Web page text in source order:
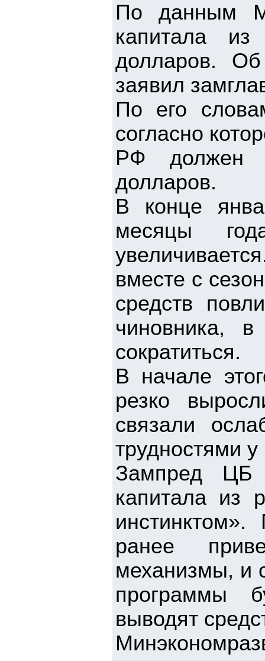
По данным
капитала
долларов.
заявил
По его
согласно
РФ должен
долларов.
В конце
месяцы
вместе с
средств
чиновника,
сократиться.
В начале
резко
связали
трудностями
Зампред ЦБ
капитала из
ранее
механизмы, и
программы
выводят